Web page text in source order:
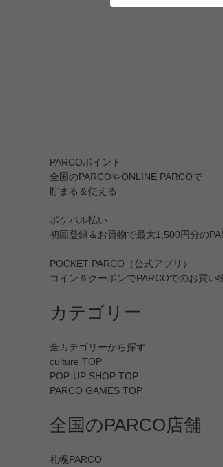
PARCOポイント
全国のPARCOやONLINE PARCOで
貯まる＆使える
ポケパル払い
初回登録＆お買物で最大1,500円分の
POCKET PARCO（公式アプリ）
コイン＆クーポンでPARCOでのお買い
カテゴリー
全カテゴリーから探す
culture TOP
POP-UP SHOP TOP
PARCO GAMES TOP
全国のPARCO店舗
札幌PARCO